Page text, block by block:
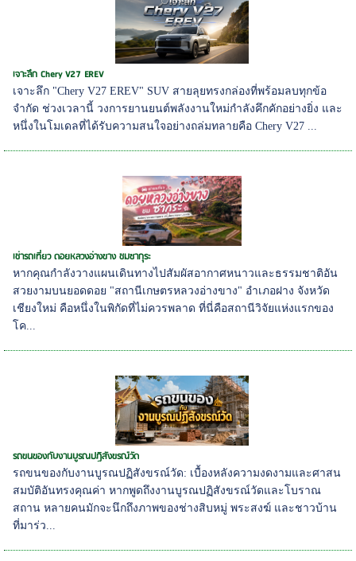
เจาะลึก Chery V27 EREV
เจาะลึก "Chery V27 EREV" SUV สายลุยทรงกล่องที่พร้อมลบทุกข้อ
จำกัด ช่วงเวลานี้ วงการยานยนต์พลังงานใหม่กำลังคึกคักอย่างยิ่ง และ
หนึ่งในโมเดลที่ได้รับความสนใจอย่างถล่มทลายคือ Chery V27 ...
เช่ารถเที่ยว ดอยหลวงอ่างขาง ชมซากุระ
หากคุณกำลังวางแผนเดินทางไปสัมผัสอากาศหนาวและธรรมชาติอัน
สวยงามบนยอดดอย "สถานีเกษตรหลวงอ่างขาง" อำเภอฝาง จังหวัด
เชียงใหม่ คือหนึ่งในพิกัดที่ไม่ควรพลาด ที่นี่คือสถานีวิจัยแห่งแรกของ
โค...
รถขนของกับงานบูรณปฏิสังขรณ์วัด
รถขนของกับงานบูรณปฏิสังขรณ์วัด: เบื้องหลังความงดงามและศาสน
สมบัติอันทรงคุณค่า หากพูดถึงงานบูรณปฏิสังขรณ์วัดและโบราณ
สถาน หลายคนมักจะนึกถึงภาพของช่างสิบหมู่ พระสงฆ์ และชาวบ้าน
ที่มาร่ว...